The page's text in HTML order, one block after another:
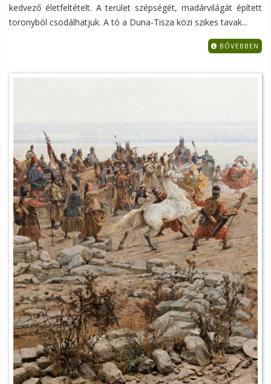
kedvező életfeltételt. A terület szépségét, madárvilágát épített
toronyból csodálhatjuk. A tó a Duna-Tisza közi szikes tavak...
BŐVEBBEN